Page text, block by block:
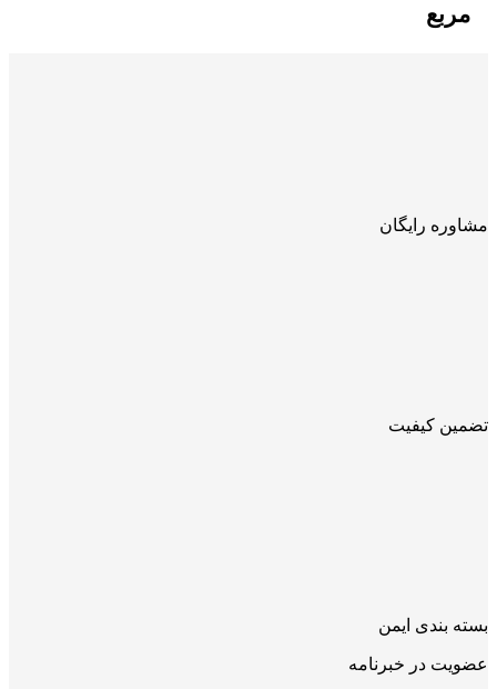
مربع
مشاوره رایگان
تضمین کیفیت
بسته بندی ایمن
عضویت در خبرنامه